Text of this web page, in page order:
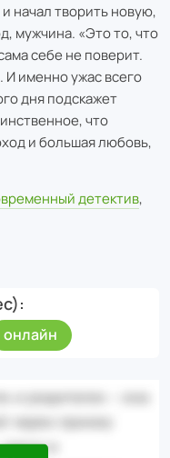
начал творить новую,
мужчина. «Это то, что
себе не поверит.
И именно ужас всего
дня подскажет
что
и большая любовь,
детектив,
онлайн